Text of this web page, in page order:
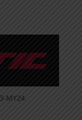
MY24